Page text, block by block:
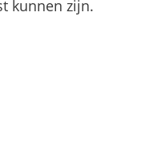
kunnen zijn.